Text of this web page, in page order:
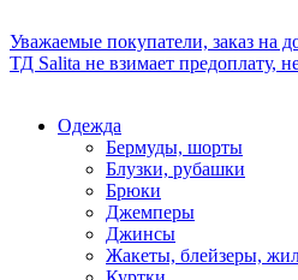
Уважаемые покупатели, заказ на
ТД Salita не взимает предоплату,
Одежда
Бермуды, шорты
Блузки, рубашки
Брюки
Джемперы
Джинсы
Жакеты, блейзеры,